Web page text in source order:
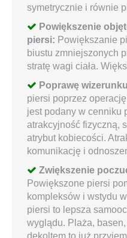
symetrycznie i równie
Powiększenie
piersi: Powiększanie
biustu zmniejszonych
stratę wagi ciała.
Poprawę
piersi poprzez
jest podany w cenniku
atrakcyjność fizyczną,
atrybut kobiecości.
komunikację i
Zwiększenie
Powiększone piersi
kompleksów i wstydu
piersi to lepsza
wyglądu. Plaża,
dekoltem to już